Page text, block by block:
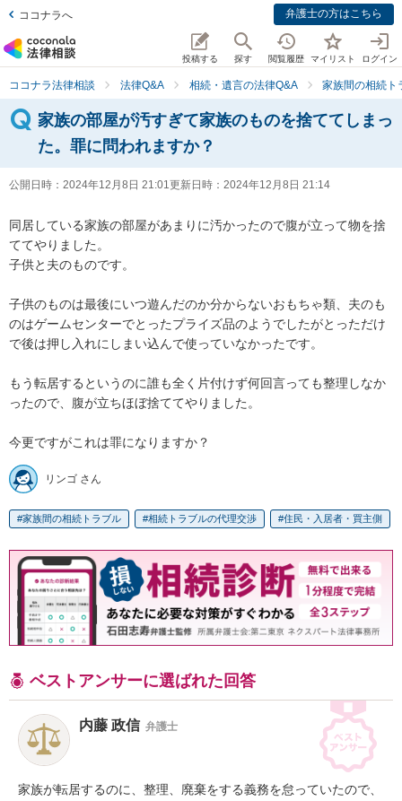
ココナラへ 弁護士の方はこちら
投稿する 探す 閲覧履歴 マイリスト ログイン
ココナラ法律相談 法律Q&A 相続・遺言の法律Q&A 家族間の相続ト
家族の部屋が汚すぎて家族のものを捨ててしまっ
た。罪に問われますか？
公開日時： 2024年12月8日 21:01更新日時： 2024年12月8日 21:14
同居している家族の部屋があまりに汚かったので腹が立って物を捨
ててやりました。
子供と夫のものです。
子供のものは最後にいつ遊んだのか分からないおもちゃ類、夫のも
のはゲームセンターでとったプライズ品のようでしたがとっただけ
で後は押し入れにしまい込んで使っていなかったです。
もう転居するというのに誰も全く片付けず何回言っても整理しなか
ったので、腹が立ちほぼ捨ててやりました。
今更ですがこれは罪になりますか？
リンゴ さん
家族間の相続トラブル 相続トラブルの代理交渉 住民・入居者・買主側
ベストアンサーに選ばれた回答
内藤 政信 弁護士
家族が転居するのに、整理、廃棄をする義務を怠っていたので、